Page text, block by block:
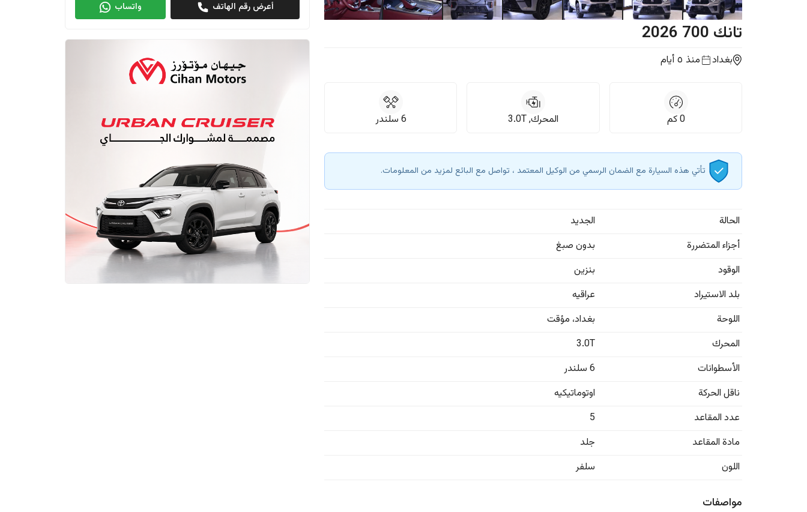
تانك 700
2026
بغداد منذ ٥ أيام
0كم المحرك, 3.0T 6 سلندر
تأتي هذه السيارة مع الضمان الرسمي من الوكيل المعتمد ، تواصل مع البائع لمزيد من المعلومات.
الحالة
الجديد
أجزاء المتضررة
بدون صبغ
الوقود
بنزين
بلد الاستيراد
عراقيه
اللوحة
بغداد، مؤقت
المحرك
3.0T
الأسطوانات
6 سلندر
ناقل الحركة
اوتوماتيكيه
عدد المقاعد
5
مادة المقاعد
جلد
اللون
سلفر
مواصفات
أعرض رقم الهاتف واتساب